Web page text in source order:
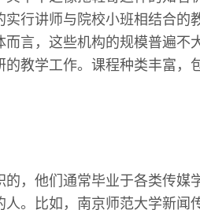
行讲师与院校小班相结合的
而言，这些机构的规模普遍不
教学工作。课程种类丰富，
，他们通常毕业于各类传媒
。比如，南京师范大学新闻